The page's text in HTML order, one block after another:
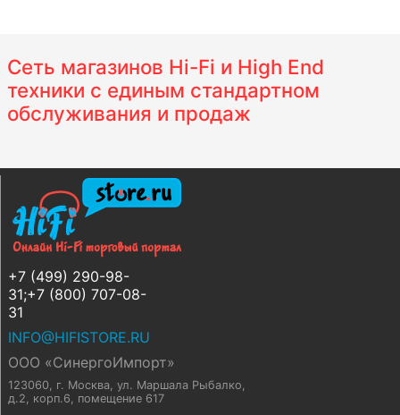
Сеть магазинов Hi-Fi и High End
техники с единым стандартном
обслуживания и продаж
+7 (499) 290-98-
31;+7 (800) 707-08-
31
INFO@HIFISTORE.RU
ООО «СинергоИмпорт»
123060, г. Москва, ул. Маршала Рыбалко,
д.2, корп.6, помещение 617